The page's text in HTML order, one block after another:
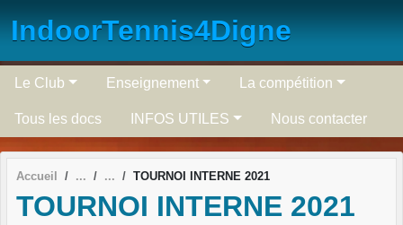
IndoorTennis4Digne
Le Club Enseignement La compétition
Tous les docs INFOS UTILES Nous contacter
Accueil TOURNOI INTERNE 2021
TOURNOI INTERNE 2021